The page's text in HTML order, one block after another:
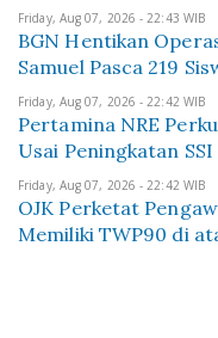
Friday, Aug 07, 2026 - 22:43 WIB
BGN Hentikan
Samuel Pasca 219
Friday, Aug 07, 2026 - 22:42 WIB
Pertamina NRE
Usai Peningkatan SSI
Friday, Aug 07, 2026 - 22:42 WIB
OJK Perketat
Memiliki TWP90 di